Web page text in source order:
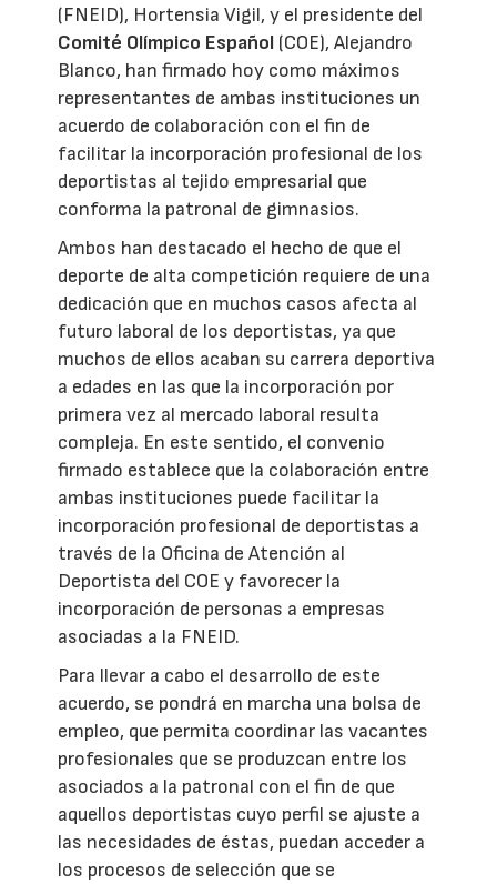
(FNEID), Hortensia Vigil, y el presidente del
Comité Olímpico Español (COE), Alejandro
Blanco, han firmado hoy como máximos
representantes de ambas instituciones un
acuerdo de colaboración con el fin de
facilitar la incorporación profesional de los
deportistas al tejido empresarial que
conforma la patronal de gimnasios.
Ambos han destacado el hecho de que el
deporte de alta competición requiere de una
dedicación que en muchos casos afecta al
futuro laboral de los deportistas, ya que
muchos de ellos acaban su carrera deportiva
a edades en las que la incorporación por
primera vez al mercado laboral resulta
compleja. En este sentido, el convenio
firmado establece que la colaboración entre
ambas instituciones puede facilitar la
incorporación profesional de deportistas a
través de la Oficina de Atención al
Deportista del COE y favorecer la
incorporación de personas a empresas
asociadas a la FNEID.
Para llevar a cabo el desarrollo de este
acuerdo, se pondrá en marcha una bolsa de
empleo, que permita coordinar las vacantes
profesionales que se produzcan entre los
asociados a la patronal con el fin de que
aquellos deportistas cuyo perfil se ajuste a
las necesidades de éstas, puedan acceder a
los procesos de selección que se